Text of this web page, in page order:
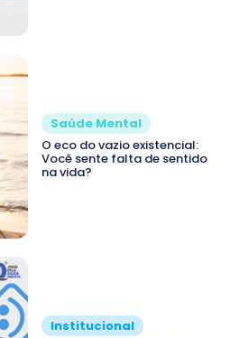
Saúde Mental
O eco do vazio existencial:
Você sente falta de sentido
na vida?
Institucional